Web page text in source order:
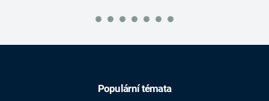
Populární témata